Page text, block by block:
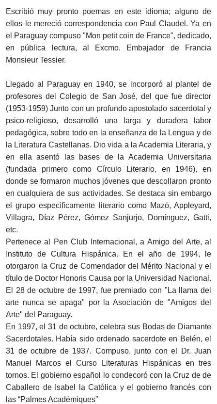
Escribió muy pronto poemas en este idioma; alguno de
ellos le mereció correspondencia con Paul Claudel. Ya en
el Paraguay compuso "Mon petit coin de France", dedicado,
en pública lectura, al Excmo. Embajador de Francia
Monsieur Tessier.
Llegado al Paraguay en 1940, se incorporó al plantel de
profesores del Colegio de San José, del que fue director
(1953-1959) Junto con un profundo apostolado sacerdotal y
psico-religioso, desarrolló una larga y duradera labor
pedagógica, sobre todo en la enseñanza de la Lengua y de
la Literatura Castellanas. Dio vida a la Academia Literaria, y
en ella asentó las bases de la Academia Universitaria
(fundada primero como Círculo Literario, en 1946), en
donde se formaron muchos jóvenes que descollaron pronto
en cualquiera de sus actividades. Se destaca sin embargo
el grupo específicamente literario como Mazó, Appleyard,
Villagra, Díaz Pérez, Gómez Sanjurjo, Domínguez, Gatti,
etc.
Pertenece al Pen Club Internacional, a Amigo del Arte, al
Instituto de Cultura Hispánica. En el año de 1994, le
otorgaron la Cruz de Comendador del Mérito Nacional y el
título de Doctor Honoris Causa por la Universidad Nacional.
El 28 de octubre de 1997, fue premiado con "La llama del
arte nunca se apaga" por la Asociación de "Amigos del
Arte" del Paraguay.
En 1997, el 31 de octubre, celebra sus Bodas de Diamante
Sacerdotales. Había sido ordenado sacerdote en Belén, el
31 de octubre de 1937. Compuso, junto con el Dr. Juan
Manuel Marcos el Curso Literaturas Hispánicas en tres
tornos. El gobierno español lo condecoró con la Cruz de de
Caballero de Isabel la Católica y el gobierno francés con
las “Palmes Académiques”